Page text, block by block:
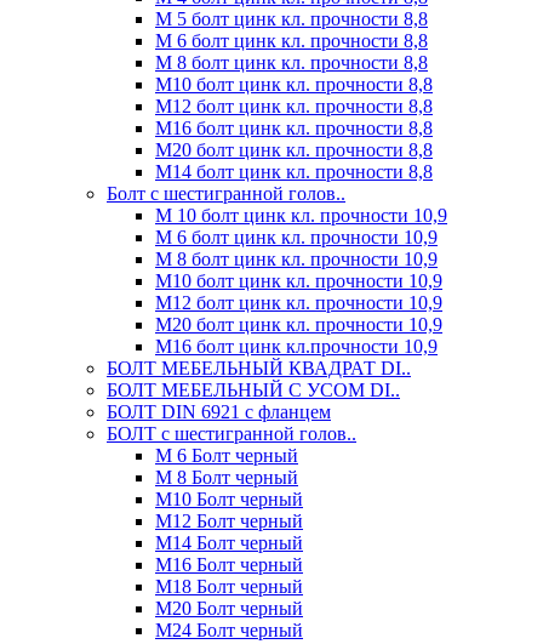
М 5 болт цинк кл. прочности 8,8
М 6 болт цинк кл. прочности 8,8
М 8 болт цинк кл. прочности 8,8
М10 болт цинк кл. прочности 8,8
М12 болт цинк кл. прочности 8,8
М16 болт цинк кл. прочности 8,8
М20 болт цинк кл. прочности 8,8
М14 болт цинк кл. прочности 8,8
Болт с шестигранной голов..
М 10 болт цинк кл. прочности 10,9
М 6 болт цинк кл. прочности 10,9
М 8 болт цинк кл. прочности 10,9
М10 болт цинк кл. прочности 10,9
М12 болт цинк кл. прочности 10,9
М20 болт цинк кл. прочности 10,9
М16 болт цинк кл.прочности 10,9
БОЛТ МЕБЕЛЬНЫЙ КВАДРАТ DI..
БОЛТ МЕБЕЛЬНЫЙ С УСОМ DI..
БОЛТ DIN 6921 c фланцем
БОЛТ с шестигранной голов..
М 6 Болт черный
М 8 Болт черный
М10 Болт черный
М12 Болт черный
М14 Болт черный
М16 Болт черный
М18 Болт черный
М20 Болт черный
М24 Болт черный